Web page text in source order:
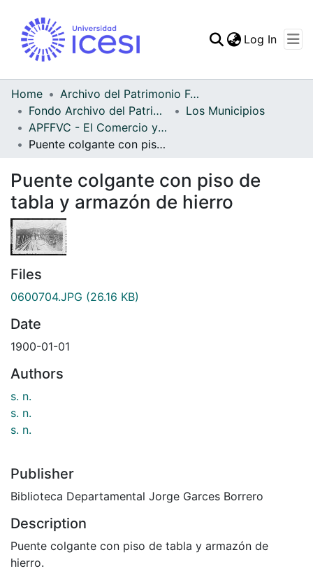
Statistics
Log In
Home
Archivo del Patrimonio Fotográfico y Fílmico del Valle del Cauca
Fondo Archivo del Patrimonio Fotográfico y Fílmico del Valle del Cauca
Los Municipios
APFFVC - El Comercio y las Haciendas - Patrimonial
Puente colgante con piso de tabla y armazón de hierro
Puente colgante con piso de
tabla y armazón de hierro
Files
0600704.JPG (26.16 KB)
Date
1900-01-01
Authors
s. n.
s. n.
s. n.
Publisher
Biblioteca Departamental Jorge Garces Borrero
Description
Puente colgante con piso de tabla y armazón de
hierro.